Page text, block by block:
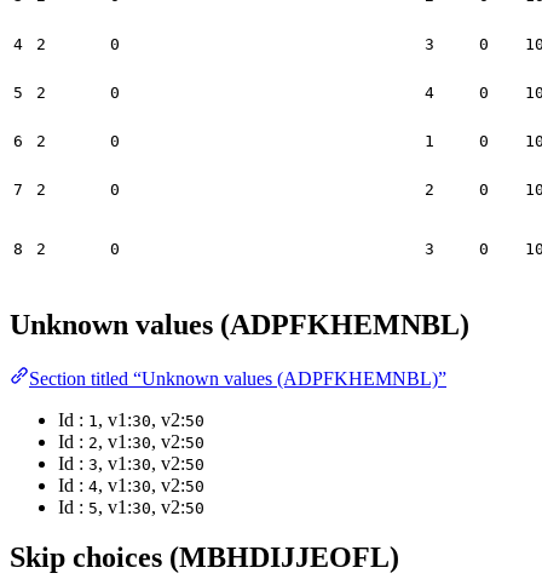
4 2 0 3 0
5 2 0 4 0
6 2 0 1 0
7 2 0 2 0
8 2 0 3 0
Unknown values (ADPFKHEMNBL)
Section titled “Unknown values (ADPFKHEMNBL)”
Id : 1 , v1:30, v2:50
Id : 2, v1:30, v2:50
Id : 3, v1:30, v2:50
Id : 4, v1:30, v2:50
Id : 5, v1:30, v2:50
Skip choices (MBHDIJJEOFL)